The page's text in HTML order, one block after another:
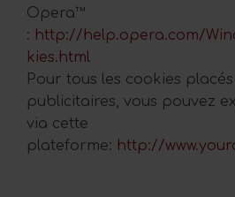
Opera™
: http://help.opera.com/
kies.html
Pour tous les cookies
publicitaires, vous pouvez
via cette
plateforme: http://